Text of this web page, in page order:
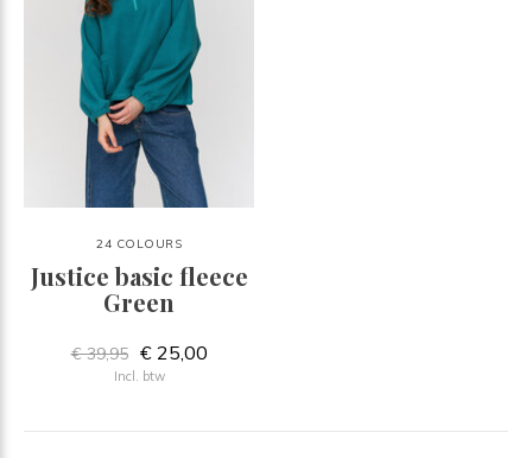
24 COLOURS
Justice basic fleece
Green
€ 39,95 € 25,00
Incl. btw